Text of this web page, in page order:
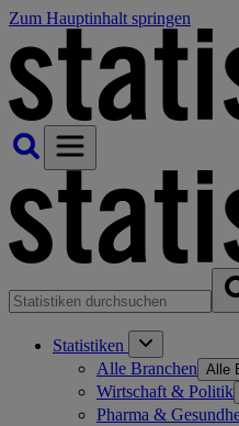
Zum Hauptinhalt springen
Statistiken
Alle Branchen Alle
Wirtschaft & Politik
Pharma &